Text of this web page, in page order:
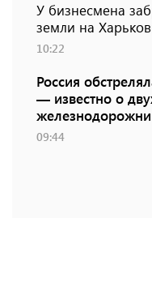
У бизнесмена
земли на
10:22
Россия
— известно о
09:44